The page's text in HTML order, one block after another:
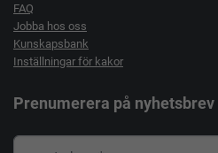
FAQ
Jobba hos oss
Kunskapsbank
Inställningar för kakor
Prenumerera på nyhetsbrev